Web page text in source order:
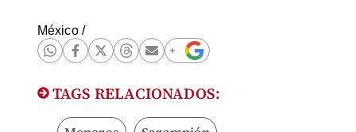
México/
TAGS RELACIONADOS: